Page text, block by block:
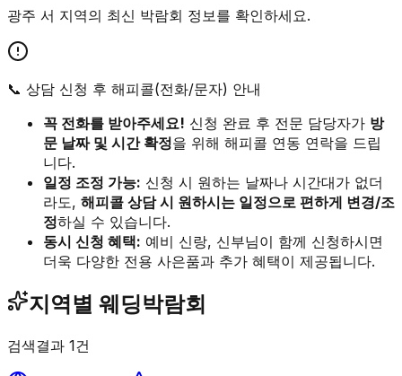
광주 서 지역의 최신 박람회 정보를 확인하세요.
📞 상담 신청 후 해피콜(전화/문자) 안내
꼭 전화를 받아주세요! 신청 완료 후 전문 담당자가 방
문 날짜 및 시간 확정을 위해 해피콜 연동 연락을 드립
니다.
일정 조정 가능: 신청 시 원하는 날짜나 시간대가 없더
라도, 해피콜 상담 시 원하시는 일정으로 편하게 변경/조
정하실 수 있습니다.
동시 신청 혜택: 예비 신랑, 신부님이 함께 신청하시면
더욱 다양한 전용 사은품과 추가 혜택이 제공됩니다.
지역별 웨딩박람회
검색결과 1건